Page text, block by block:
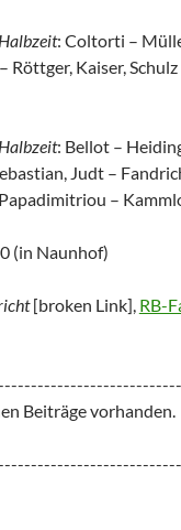
: Coltorti –
Röttger, Kaiser,
: Bellot –
Judt –
–
(in Naunhof)
[broken Link], RB-
Beiträge vorhanden.